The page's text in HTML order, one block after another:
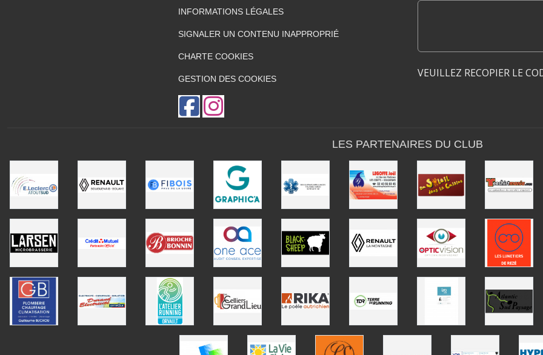
INFORMATIONS LÉGALES
SIGNALER UN CONTENU INAPPROPRIÉ
CHARTE COOKIES
GESTION DES COOKIES VEUILLEZ RECOPIER LE
LES PARTENAIRES DU CLUB